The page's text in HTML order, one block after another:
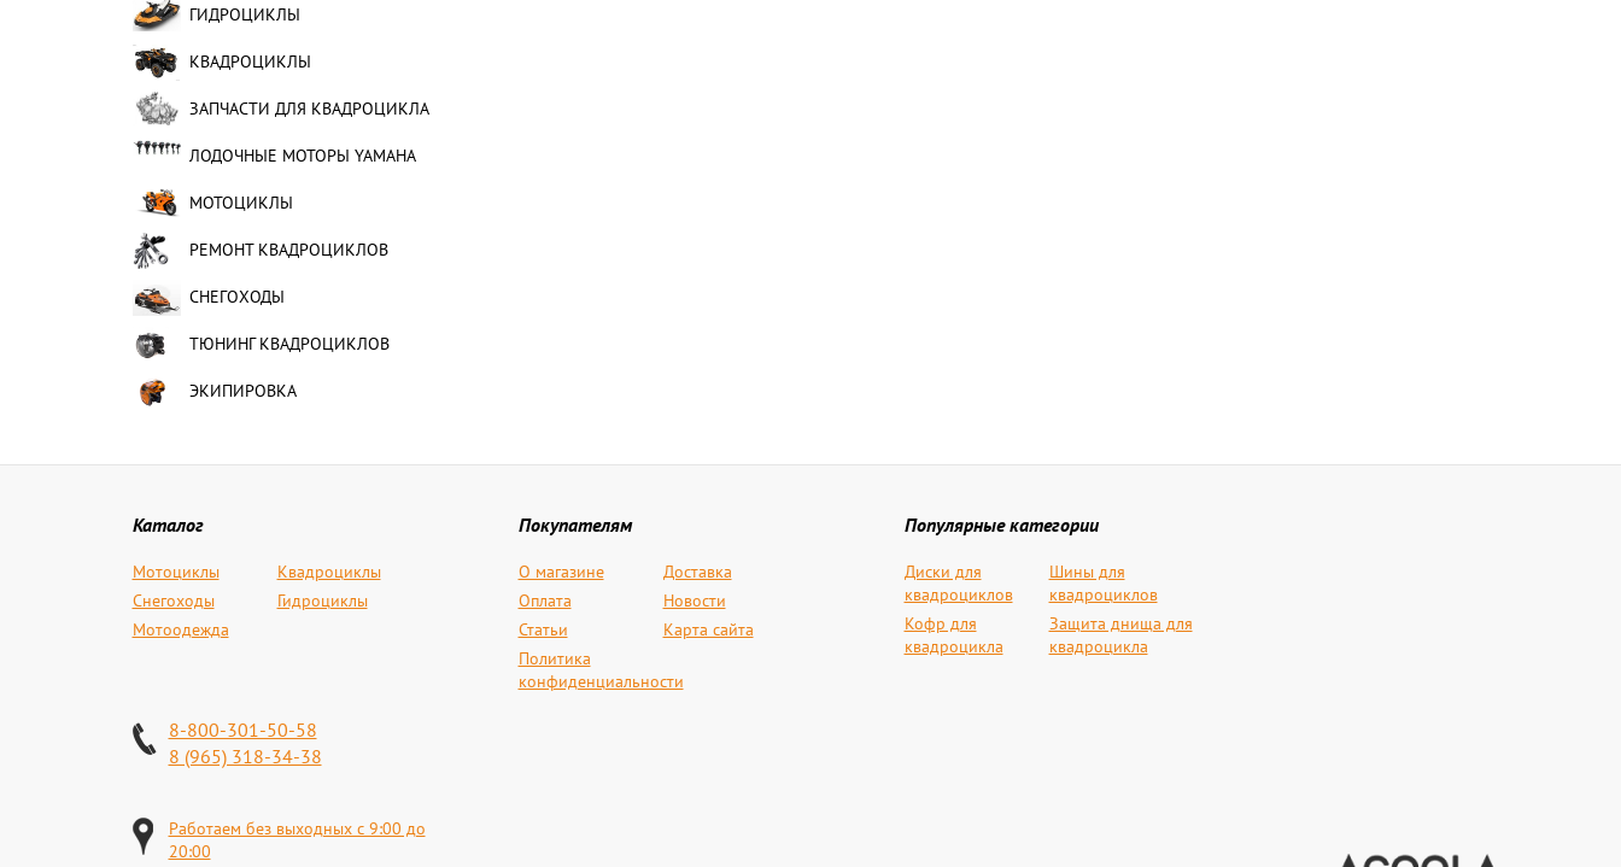
ГИДРОЦИКЛЫ
КВАДРОЦИКЛЫ
ЗАПЧАСТИ ДЛЯ КВАДРОЦИКЛА
ЛОДОЧНЫЕ МОТОРЫ YAMAHA
МОТОЦИКЛЫ
РЕМОНТ КВАДРОЦИКЛОВ
СНЕГОХОДЫ
ТЮНИНГ КВАДРОЦИКЛОВ
ЭКИПИРОВКА
Каталог
Мотоциклы
Квадроциклы
Снегоходы
Гидроциклы
Мотоодежда
Покупателям
О магазине
Доставка
Оплата
Новости
Статьи
Карта сайта
Политика
конфиденциальности
Популярные категории
Диски для
квадроциклов
Шины для
квадроциклов
Кофр для
квадроцикла
Защита днища для
квадроцикла
8-800-301-50-58
8 (965) 318-34-38
Работаем без выходных с 9:00 до
20:00